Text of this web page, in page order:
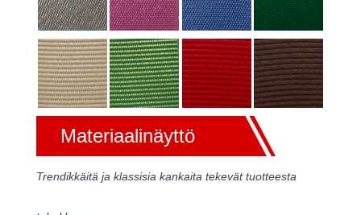
Materiaalinäyttö
Trendikkäitä ja klassisia kankaita tekevät tuotteesta